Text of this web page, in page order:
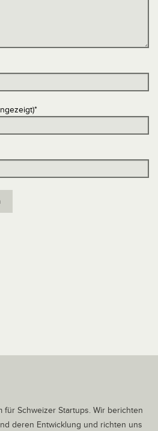
*
für Schweizer Startups. Wir berichten
deren Entwicklung und richten uns